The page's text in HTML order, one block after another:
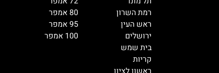
80 אמפר
95 אמפר
100 אמפר
רמת השרון
ראש העין
ירושלים
בית שמש
קריות